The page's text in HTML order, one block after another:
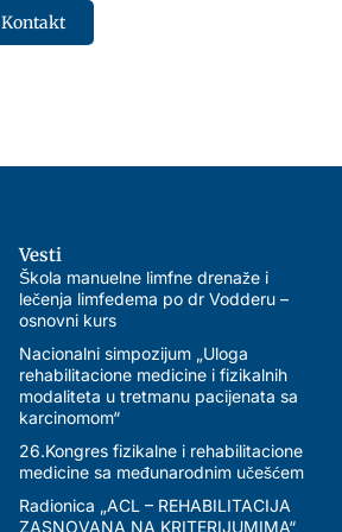
Kontakt
Vesti
Škola manuelne limfne drenaže i
lečenja limfedema po dr Vodderu –
osnovni kurs
Nacionalni simpozijum „Uloga
rehabilitacione medicine i fizikalnih
modaliteta u tretmanu pacijenata sa
karcinomom“
26.Kongres fizikalne i rehabilitacione
medicine sa međunarodnim učešćem
Radionica „ACL – REHABILITACIJA
ZASNOVANA NA KRITERIJUMIMA“